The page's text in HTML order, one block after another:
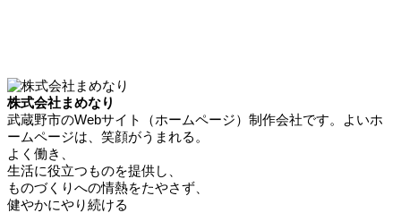
株式会社まめなり
武蔵野市のWebサイト（ホームページ）制作会社です。よいホ
ームページは、笑顔がうまれる。
よく働き、
生活に役立つものを提供し、
ものづくりへの情熱をたやさず、
健やかにやり続ける